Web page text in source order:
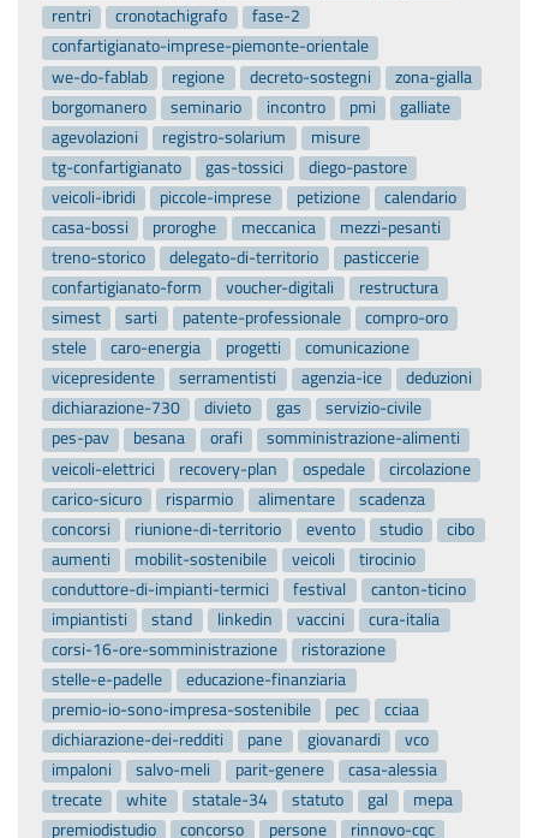
rentri
cronotachigrafo
fase-2
confartigianato-imprese-piemonte-orientale
we-do-fablab
regione decreto-sostegni
zona-gialla
borgomanero
seminario incontro pmi
galliate
agevolazioni
registro-solarium
misure
tg-confartigianato
gas-tossici
diego-pastore
veicoli-ibridi
piccole-imprese petizione
calendario
casa-bossi
proroghe meccanica
mezzi-pesanti
treno-storico
delegato-di-territorio
pasticcerie
confartigianato-form
voucher-digitali
restructura
simest
sarti patente-professionale
compro-oro
stele
caro-energia progetti
comunicazione
vicepresidente
serramentisti agenzia-ice
deduzioni
dichiarazione-730
divieto gas
servizio-civile
pes-pav
besana orafi
somministrazione-alimenti
veicoli-elettrici
recovery-plan ospedale
circolazione
carico-sicuro
risparmio alimentare
scadenza
concorsi
riunione-di-territorio evento studio
cibo
aumenti
mobilit-sostenibile veicoli
tirocinio
conduttore-di-impianti-termici
festival
canton-ticino
impiantisti
stand linkedin vaccini
cura-italia
corsi-16-ore-somministrazione
ristorazione
stelle-e-padelle
educazione-finanziaria
premio-io-sono-impresa-sostenibile
pec
cciaa
dichiarazione-dei-redditi
pane giovanardi
vco
impaloni
salvo-meli parit-genere
casa-alessia
trecate
white statale-34 statuto gal
mepa
premiodistudio
concorso persone
rinnovo-cqc